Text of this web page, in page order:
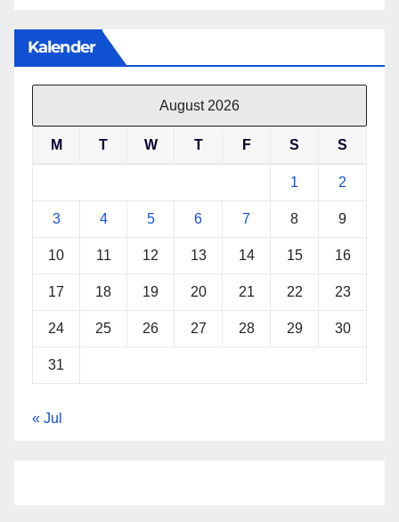
Kalender
August 2026
M T W T F S S
1 2
3 4 5 6 7 8 9
10 11 12 13 14 15 16
17 18 19 20 21 22 23
24 25 26 27 28 29 30
31
« Jul